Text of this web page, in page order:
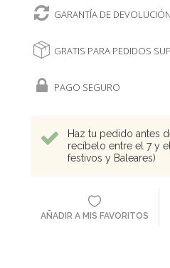
GARANTÍA DE DEVOLUCIÓN
GRATIS PARA PEDIDOS
PAGO SEGURO
Haz tu pedido antes
recíbelo entre el 7 y
festivos y Baleares)
AÑADIR A MIS FAVORITOS